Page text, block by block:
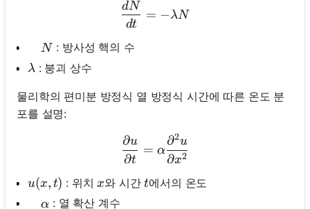
\frac{d N}{d t}=-
dt
dN
= −λN
\quad N
N : 방사성 핵의 수
\lambda
λ : 붕괴 상수
물리학의 편미분 방정식 열 방정식 시간에 따른 온도 분
포를 설명:
\frac{\partial
∂t
∂u
= α
∂x2
∂2u
u(x, t)
u(x, t) : 위치x
x와 시간t
t에서의 온도
\quad \alpha
α : 열 확산 계수